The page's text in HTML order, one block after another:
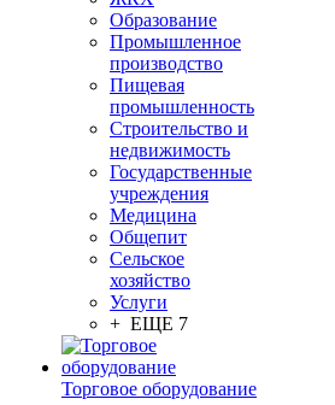
Образование
Промышленное
производство
Пищевая
промышленность
Строительство и
недвижимость
Государственные
учреждения
Медицина
Общепит
Сельское
хозяйство
Услуги
+ ЕЩЕ 7
Торговое оборудование